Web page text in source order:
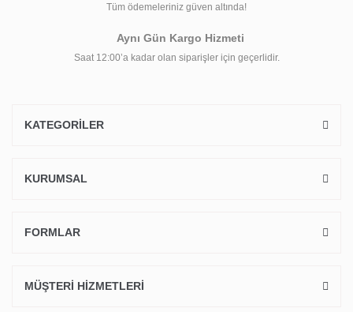
Tüm ödemeleriniz güven altında!
Aynı Gün Kargo Hizmeti
Saat 12:00’a kadar olan siparişler için geçerlidir.
KATEGORİLER
KURUMSAL
FORMLAR
MÜŞTERİ HİZMETLERİ